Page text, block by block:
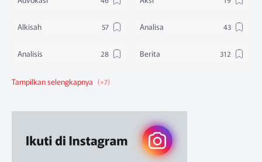
Alkisah Analisa
Analisis Berita
Berita Federasi
Ruang Belajar Sikap